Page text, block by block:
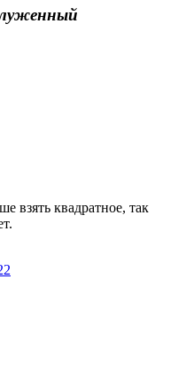
взять квадратное, так